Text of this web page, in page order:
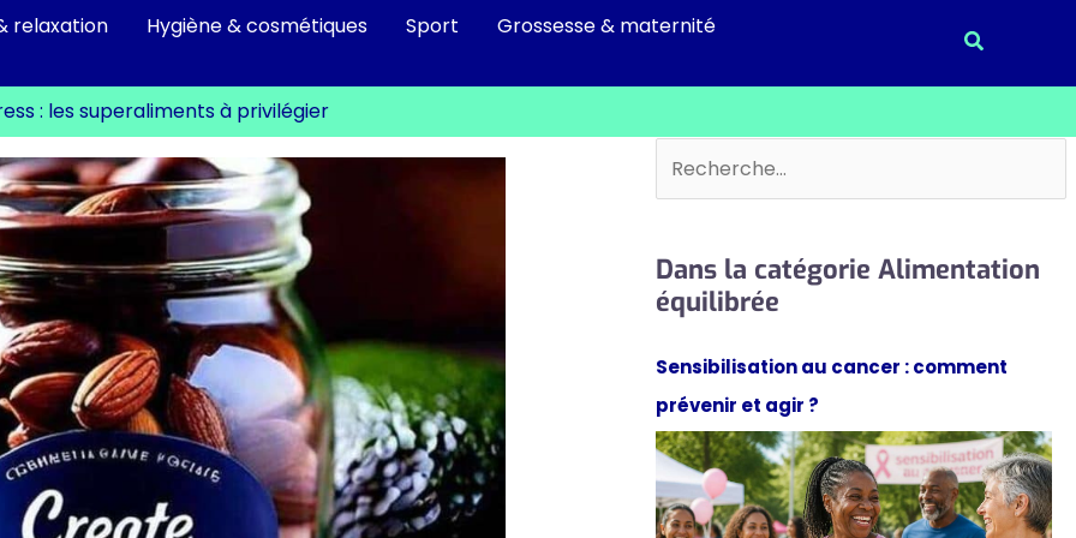
relaxation Hygiène & cosmétiques Sport
Grossesse & maternité
: les superaliments à privilégier
Rechercher
Dans la catégorie Alimentation
équilibrée
Sensibilisation au cancer : comment
prévenir et agir ?